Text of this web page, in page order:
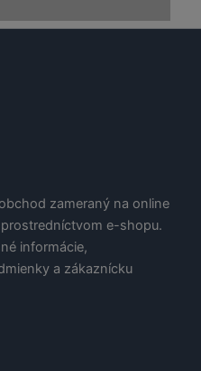
zameraný na online
e-shopu.
informácie,
a zákaznícku